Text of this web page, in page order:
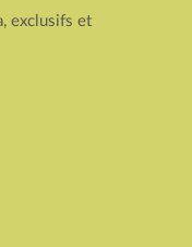
exclusifs et